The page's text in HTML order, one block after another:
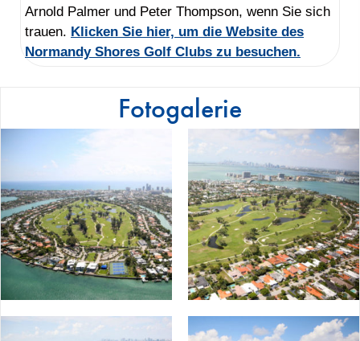
Arnold Palmer und Peter Thompson, wenn Sie sich
trauen. Klicken Sie hier, um die Website des
Normandy Shores Golf Clubs zu besuchen.
Fotogalerie